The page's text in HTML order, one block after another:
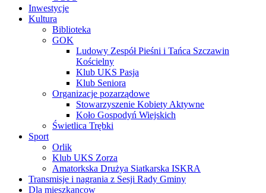
Inwestycje
Kultura
Biblioteka
GOK
Ludowy Zespół Pieśni i Tańca Szczawin
Kościelny
Klub UKS Pasja
Klub Seniora
Organizacje pozarządowe
Stowarzyszenie Kobiety Aktywne
Koło Gospodyń Wiejskich
Świetlica Trębki
Sport
Orlik
Klub UKS Zorza
Amatorkska Drużya Siatkarska ISKRA
Transmisje i nagrania z Sesji Rady Gminy
Dla mieszkancow